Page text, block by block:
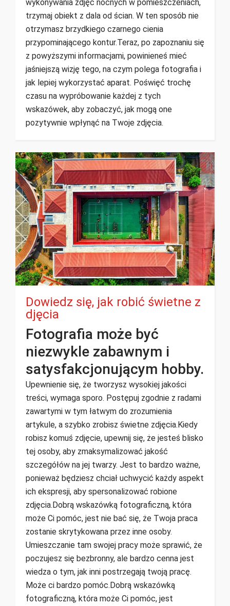
wykonywania zdjęć nocnych w pomieszczeniach,
trzymaj obiekt z dala od ścian. W ten sposób nie
otrzymasz brzydkiego czarnego cienia
przypominającego kontur.Teraz, po zapoznaniu się
z powyższymi informacjami, powinieneś mieć
jaśniejszą wizję tego, na czym polega fotografia i
jak lepiej wykorzystać aparat. Poświęć trochę
czasu na wypróbowanie każdej z tych
wskazówek, aby zobaczyć, jak mogą one
pozytywnie wpłynąć na Twoje zdjęcia.
Dowiedz się, jak robić świetne z
djęcia
Fotografia może być
niezwykle zabawnym i
satysfakcjonującym hobby.
Upewnienie się, że tworzysz wysokiej jakości
treści, wymaga sporo. Postępuj zgodnie z radami
zawartymi w tym łatwym do zrozumienia
artykule, a szybko zrobisz świetne zdjęcia.Kiedy
robisz komuś zdjęcie, upewnij się, że jesteś blisko
tej osoby, aby zmaksymalizować jakość
szczegółów na jej twarzy. Jest to bardzo ważne,
ponieważ będziesz chciał uchwycić każdy aspekt
ich ekspresji, aby spersonalizować robione
zdjęcia.Dobrą wskazówką fotograficzną, która
może Ci pomóc, jest nie bać się, że Twoja praca
zostanie skrytykowana przez inne osoby.
Umieszczanie tam swojej pracy może sprawić, że
poczujesz się bezbronny, ale bardzo cenna jest
wiedza o tym, jak inni postrzegają twoją pracę.
Może ci bardzo pomóc.Dobrą wskazówką
fotograficzną, która może Ci pomóc, jest